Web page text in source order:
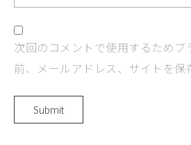
次回のコメントで使用するためブ
前、メールアドレス、サイトを保